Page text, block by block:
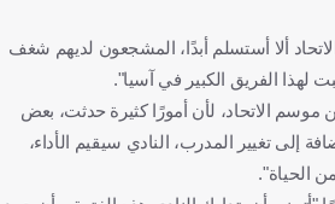
ألا أستسلم أبدًا، المشجعون لديهم شغف
لهذا الفريق الكبير في آسيا".
الاتحاد، لأن أمورًا كثيرة حدثت، بعض
إلى تغيير المدرب، النادي سيقيم الأداء،
الحياة".